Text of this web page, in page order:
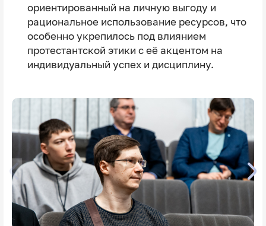
ориентированный на личную выгоду и
рациональное использование ресурсов, что
особенно укрепилось под влиянием
протестантской этики с её акцентом на
индивидуальный успех и дисциплину.